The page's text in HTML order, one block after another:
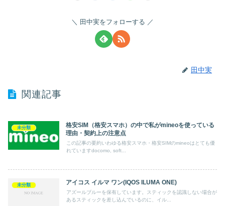
田中実をフォローする
田中実
関連記事
未分類
格安SIM（格安スマホ）の中で私がmineoを使っている
理由・契約上の注意点
この記事の要約いわゆる格安スマホ・格安SIMのmineoはとても優
れていますdocomo, soft...
未分類 アイコス イルマ ワン(IQOS ILUMA ONE)
アズールブルーを保有しています。スティックを認識しない場合が
あるスティックを差し込んでいるのに、イル...